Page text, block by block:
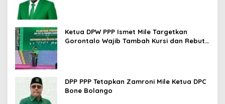
Ketua DPW PPP Ismet Mile Targetkan
Gorontalo Wajib Tambah Kursi dan Rebut
DPP PPP Tetapkan Zamroni Mile Ketua DPC
Bone Bolango